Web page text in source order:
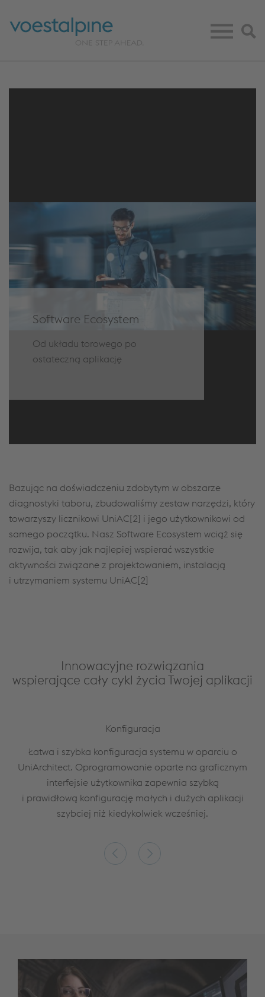
Software Ecosystem
Od układu torowego po
ostateczną aplikację
Bazując na doświadczeniu zdobytym w obszarze
diagnostyki taboru, zbudowaliśmy zestaw narzędzi, który
towarzyszy licznikowi UniAC[2] i jego użytkownikowi od
samego początku. Nasz Software Ecosystem wciąż się
rozwija, tak aby jak najlepiej wspierać wszystkie
aktywności związane z projektowaniem, instalacją
i utrzymaniem systemu UniAC[2]
Innowacyjne rozwiązania
wspierające cały cykl życia Twojej aplikacji
Konfiguracja
Łatwa i szybka konfiguracja systemu w oparciu o
UniArchitect. Oprogramowanie oparte na graficznym
interfejsie użytkownika zapewnia szybką
i prawidłową konfigurację małych i dużych aplikacji
szybciej niż kiedykolwiek wcześniej.